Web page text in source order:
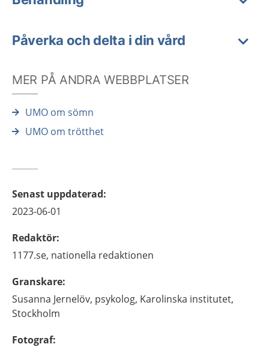
Påverka och delta i din vård
MER PÅ ANDRA WEBBPLATSER
UMO om sömn
UMO om trötthet
Senast uppdaterad:
2023-06-01
Redaktör:
1177.se, nationella redaktionen
Granskare:
Susanna Jernelöv, psykolog, Karolinska institutet,
Stockholm
Fotograf: